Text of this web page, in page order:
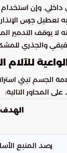
داخلي. وإن استخدام
تعطيل جرس
يوقف التدمير
والجذري
للآلام
الجسم تبني
المحاور التالية:
الهدف
رصد المنبع